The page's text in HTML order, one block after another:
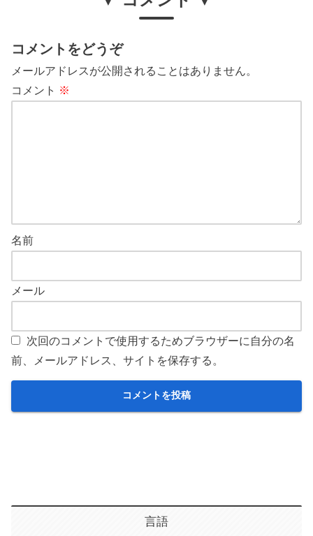
コメントをどうぞ
メールアドレスが公開されることはありません。
コメント ※
名前
メール
次回のコメントで使用するためブラウザーに自分の名
前、メールアドレス、サイトを保存する。
言語